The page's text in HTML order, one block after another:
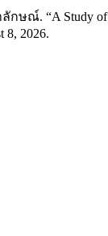
Study of
8, 2026.